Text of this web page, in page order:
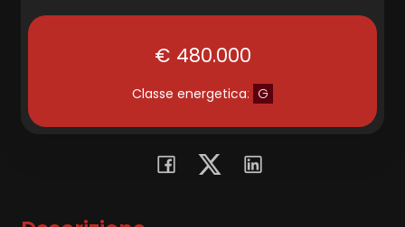
€ 480.000
Classe energetica: G
Terreni